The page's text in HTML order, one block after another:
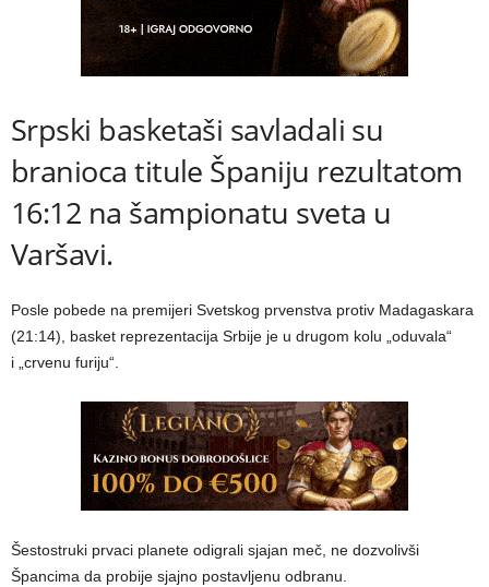
Srpski basketaši savladali su
branioca titule Španiju rezultatom
16:12 na šampionatu sveta u
Varšavi.
Posle pobede na premijeri Svetskog prvenstva protiv Madagaskara
(21:14), basket reprezentacija Srbije je u drugom kolu „oduvala“
i „crvenu furiju“.
Šestostruki prvaci planete odigrali sjajan meč, ne dozvolivši
Špancima da probije sjajno postavljenu odbranu.